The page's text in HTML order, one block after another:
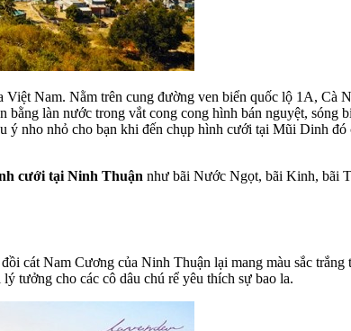
Nam. Nằm trên cung đường ven biển quốc lộ 1A, Cà
làn nước trong vắt cong cong hình bán nguyệt, sóng
nho nhỏ cho bạn khi đến chụp hình cưới tại Mũi Dinh
cưới tại Ninh Thuận như bãi Nước Ngọt, bãi Kinh, bãi
cát Nam Cương của Ninh Thuận lại mang màu sắc
tưởng cho các cô dâu chú rể yêu thích sự bao la.